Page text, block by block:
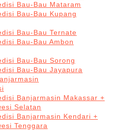
Bau-Bau Mataram
Bau-Bau Kupang
Bau-Bau Ternate
Bau-Bau Ambon
Bau-Bau Sorong
Bau-Bau Jayapura
Banjarmasin Makassar +
Selatan
Banjarmasin Kendari +
Tenggara